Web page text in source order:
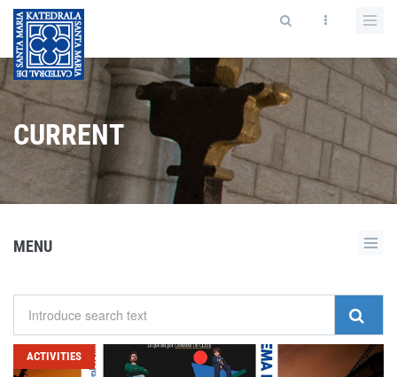
CURRENT
MENU
ACTIVITIES